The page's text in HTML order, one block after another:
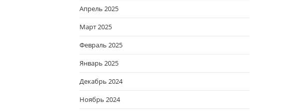
Апрель 2025
Март 2025
Февраль 2025
Январь 2025
Декабрь 2024
Ноябрь 2024